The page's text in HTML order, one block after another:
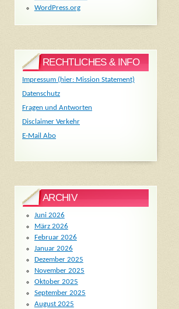
WordPress.org
RECHTLICHES & INFO
Impressum (hier: Mission Statement)
Datenschutz
Fragen und Antworten
Disclaimer Verkehr
E-Mail Abo
ARCHIV
Juni 2026
März 2026
Februar 2026
Januar 2026
Dezember 2025
November 2025
Oktober 2025
September 2025
August 2025